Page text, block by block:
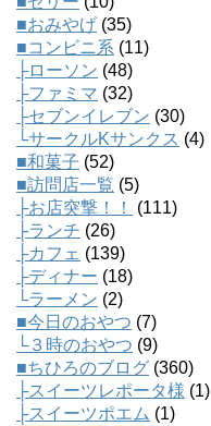
■おみやげ (35)
■コンビニ系 (11)
├ローソン (48)
├ファミマ (32)
├セブンイレブン (30)
└サークルKサンクス (4)
■和菓子 (52)
■訪問店一覧 (5)
├お店突撃！！
(111)
├ランチ (26)
├カフェ (139)
├ディナー (18)
└ラーメン (2)
■今日のおやつ (7)
└３時のおやつ (9)
■ちひろのブログ (360)
├スイーツレポータ様 (1)
├スイーツポエム (1)